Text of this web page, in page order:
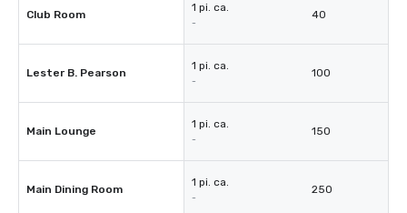
Club Room
1 pi. ca.
-
40
Lester B. Pearson
1 pi. ca.
-
100
Main Lounge
1 pi. ca.
-
150
Main Dining Room
1 pi. ca.
-
250